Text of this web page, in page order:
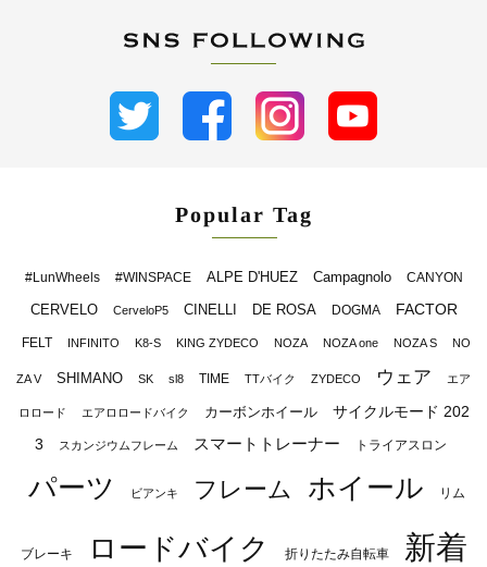
Popular Tag
#LunWheels #WINSPACE ALPE D'HUEZ Campagnolo CANYON
CERVELO CerveloP5 CINELLI DE ROSA DOGMA FACTOR
FELT INFINITO K8-S KING ZYDECO NOZA NOZA one NOZA S NO
ZA V SHIMANO SK sl8 TIME TTバイク ZYDECO ウェア エア
ロロード エアロロードバイク カーボンホイール
サイクルモード 202
3
スカンジウムフレーム スマートトレーナー トライアスロン
パーツ ビアンキ フレーム ホイール リム
ブレーキ ロードバイク 折りたたみ自転車
新着